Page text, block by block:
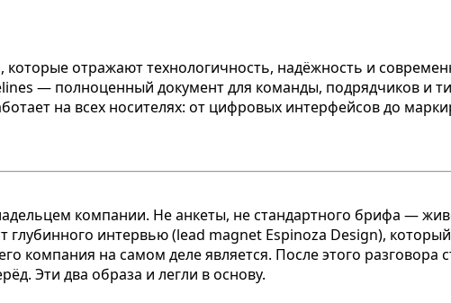
которые отражают технологичность, надёжность и
— полноценный документ для команды, подрядчиков и
на всех носителях: от цифровых интерфейсов до
компании. Не анкеты, не стандартного брифа —
глубинного интервью (lead magnet Espinoza Design),
компания на самом деле является. После этого разговора
Эти два образа и легли в основу.